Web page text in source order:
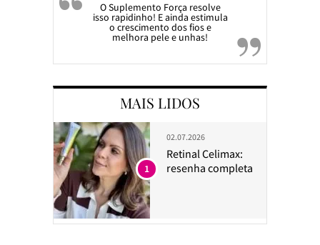
O Suplemento Força resolve
isso rapidinho! E ainda estimula
o crescimento dos fios e
melhora pele e unhas!
MAIS LIDOS
02.07.2026
Retinal Celimax:
resenha completa
1